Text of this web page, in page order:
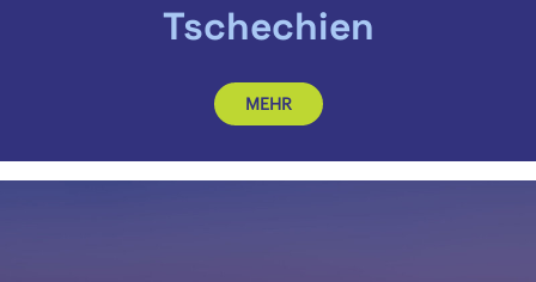
Tschechien
MEHR